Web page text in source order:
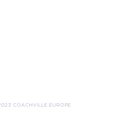
COACHVILLE EUROPE